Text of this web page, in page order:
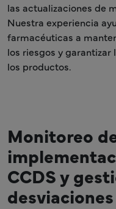
las actualizaciones de
Nuestra experiencia
farmacéuticas a
los riesgos y
los productos.
Monitoreo
CCDS y
desviaciones